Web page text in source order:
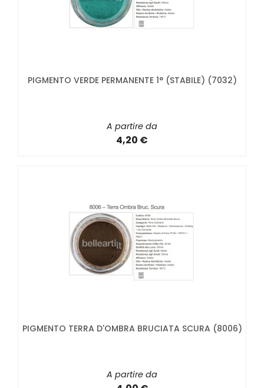
PIGMENTO VERDE PERMANENTE 1° (STABILE) (7032)
A partire da
4,20 €
PIGMENTO TERRA D'OMBRA BRUCIATA SCURA (8006)
A partire da